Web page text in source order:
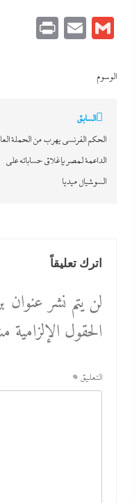
Gmail
Email
الوسوم
تصفّح
المقالات
السابق
الحكم الفرنسي يهرب من الحملة
الداعمة لمصر بإغلاق حساباته على
السوشيال ميديا
اترك تعليقاً
لن يتم نشر
الحقول الإلزامية
التعليق *